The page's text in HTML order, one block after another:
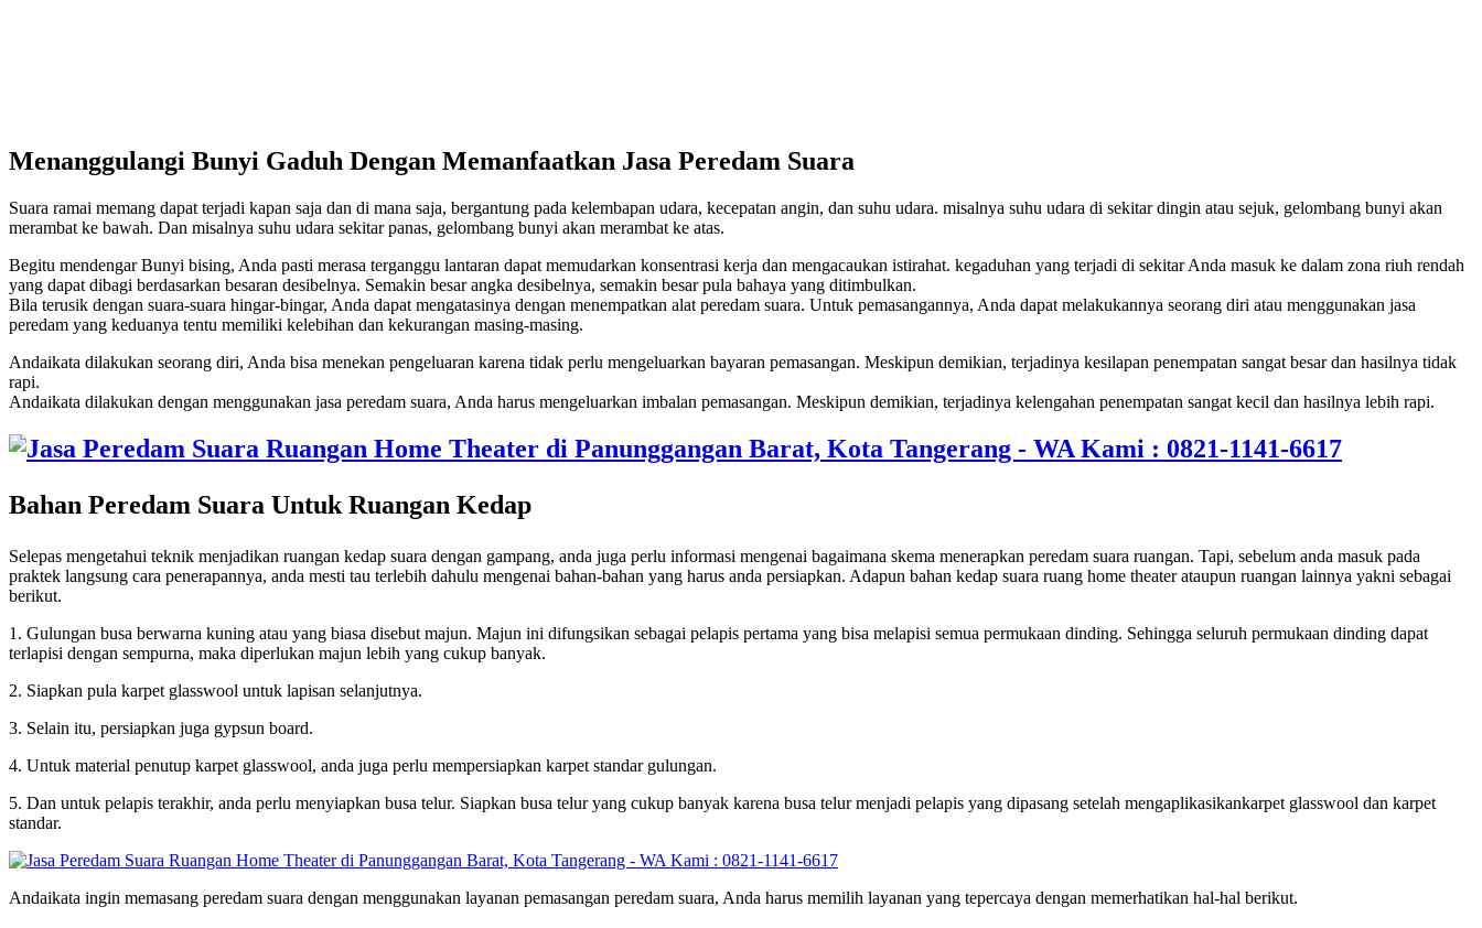
Menanggulangi Bunyi Gaduh Dengan Memanfaatkan Jasa Peredam Suara
Suara ramai memang dapat terjadi kapan saja dan di mana saja, bergantung pada kelembapan udara, kecepatan angin, dan suhu udara. misalnya suhu udara di sekitar dingin atau sejuk, gelombang bunyi akan
merambat ke bawah. Dan misalnya suhu udara sekitar panas, gelombang bunyi akan merambat ke atas.
Begitu mendengar Bunyi bising, Anda pasti merasa terganggu lantaran dapat memudarkan konsentrasi kerja dan mengacaukan istirahat. kegaduhan yang terjadi di sekitar Anda masuk ke dalam zona riuh rendah
yang dapat dibagi berdasarkan besaran desibelnya. Semakin besar angka desibelnya, semakin besar pula bahaya yang ditimbulkan.
Bila terusik dengan suara-suara hingar-bingar, Anda dapat mengatasinya dengan menempatkan alat peredam suara. Untuk pemasangannya, Anda dapat melakukannya seorang diri atau menggunakan jasa
peredam yang keduanya tentu memiliki kelebihan dan kekurangan masing-masing.
Andaikata dilakukan seorang diri, Anda bisa menekan pengeluaran karena tidak perlu mengeluarkan bayaran pemasangan. Meskipun demikian, terjadinya kesilapan penempatan sangat besar dan hasilnya tidak
rapi.
Andaikata dilakukan dengan menggunakan jasa peredam suara, Anda harus mengeluarkan imbalan pemasangan. Meskipun demikian, terjadinya kelengahan penempatan sangat kecil dan hasilnya lebih rapi.
Bahan Peredam Suara Untuk Ruangan Kedap
Selepas mengetahui teknik menjadikan ruangan kedap suara dengan gampang, anda juga perlu informasi mengenai bagaimana skema menerapkan peredam suara ruangan. Tapi, sebelum anda masuk pada
praktek langsung cara penerapannya, anda mesti tau terlebih dahulu mengenai bahan-bahan yang harus anda persiapkan. Adapun bahan kedap suara ruang home theater ataupun ruangan lainnya yakni sebagai
berikut.
1. Gulungan busa berwarna kuning atau yang biasa disebut majun. Majun ini difungsikan sebagai pelapis pertama yang bisa melapisi semua permukaan dinding. Sehingga seluruh permukaan dinding dapat
terlapisi dengan sempurna, maka diperlukan majun lebih yang cukup banyak.
2. Siapkan pula karpet glasswool untuk lapisan selanjutnya.
3. Selain itu, persiapkan juga gypsun board.
4. Untuk material penutup karpet glasswool, anda juga perlu mempersiapkan karpet standar gulungan.
5. Dan untuk pelapis terakhir, anda perlu menyiapkan busa telur. Siapkan busa telur yang cukup banyak karena busa telur menjadi pelapis yang dipasang setelah mengaplikasikankarpet glasswool dan karpet
standar.
Andaikata ingin memasang peredam suara dengan menggunakan layanan pemasangan peredam suara, Anda harus memilih layanan yang tepercaya dengan memerhatikan hal-hal berikut.